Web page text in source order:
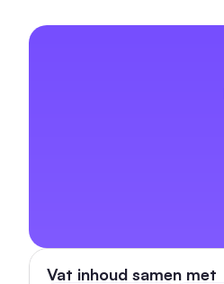
Vat inhoud samen met